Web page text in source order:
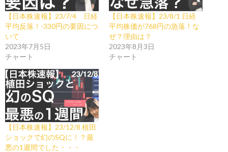
【日本株速報】23/7/4 日経
平均反落！-330円の要因につ
いて
2023年7月5日
チャート
【日本株速報】23/8/1 日経
平均株価が768円の急落！な
ぜ？理由は？
2023年8月3日
チャート
【日本株速報】23/12/8 植田
ショックで幻のSQに！？最
悪の1週間でした・・・